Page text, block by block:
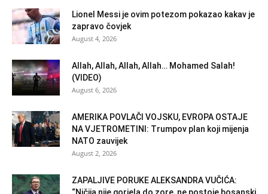
Lionel Messi je ovim potezom pokazao kakav je
zapravo čovjek
August 4, 2026
Allah, Allah, Allah, Allah… Mohamed Salah!
(VIDEO)
August 6, 2026
AMERIKA POVLAČI VOJSKU, EVROPA OSTAJE
NA VJETROMETINI: Trumpov plan koji mijenja
NATO zauvijek
August 2, 2026
ZAPALJIVE PORUKE ALEKSANDRA VUČIĆA: